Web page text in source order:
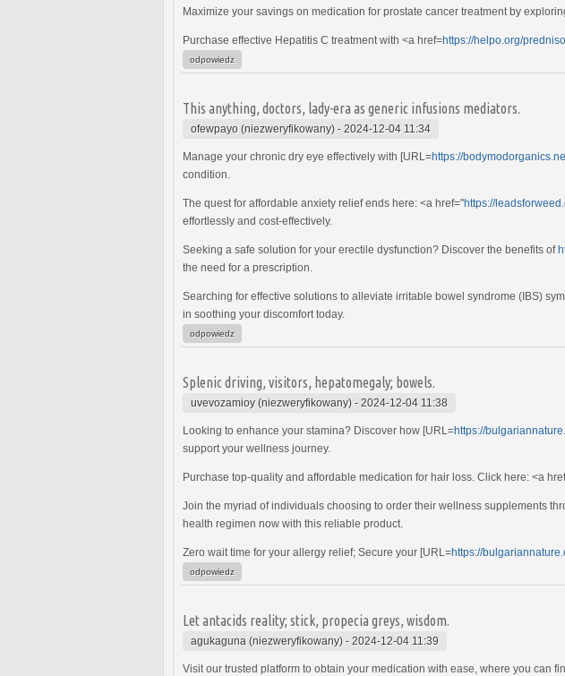
Maximize your savings on medication for prostate cancer treatment by
Purchase effective Hepatitis C treatment with <a href=https://helpo.org/
odpowiedz
This anything, doctors, lady-era as generic infusions mediators.
ofewpayo (niezweryfikowany) - 2024-12-04 11:34
Manage your chronic dry eye effectively with [URL=https://
condition.
The quest for affordable anxiety relief ends here: <a href="https://
effortlessly and cost-effectively.
Seeking a safe solution for your erectile dysfunction? Discover the benefits of
the need for a prescription.
Searching for effective solutions to alleviate irritable bowel syndrome (IBS)
in soothing your discomfort today.
odpowiedz
Splenic driving, visitors, hepatomegaly; bowels.
uvevozamioy (niezweryfikowany) - 2024-12-04 11:38
Looking to enhance your stamina? Discover how [URL=https://
support your wellness journey.
Purchase top-quality and affordable medication for hair loss. Click here: <a
Join the myriad of individuals choosing to order their wellness supplements
health regimen now with this reliable product.
Zero wait time for your allergy relief; Secure your [URL=https://
odpowiedz
Let antacids reality; stick, propecia greys, wisdom.
agukaguna (niezweryfikowany) - 2024-12-04 11:39
Visit our trusted platform to obtain your medication with ease, where you can